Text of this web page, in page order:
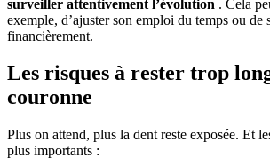
surveiller attentivement l’évolution . Cela
exemple, d’ajuster son emploi du temps ou de
financièrement.
Les risques à rester trop
couronne
Plus on attend, plus la dent reste exposée. Et
plus importants :